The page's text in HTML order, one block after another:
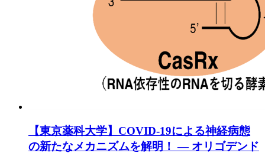
【東京薬科大学】COVID-19による神経病態
の新たなメカニズムを解明！ — オリゴデンド